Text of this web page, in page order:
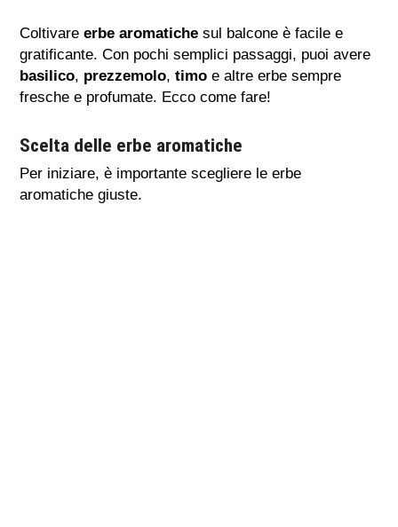
Coltivareerbe aromatiche sul balcone è facile e
gratificante. Con pochi semplici passaggi, puoi avere
basilico, prezzemolo,timo e altre erbe sempre
fresche e profumate. Ecco come fare!
Scelta delle erbe aromatiche
Per iniziare, è importante scegliere le erbe
aromatiche giuste.